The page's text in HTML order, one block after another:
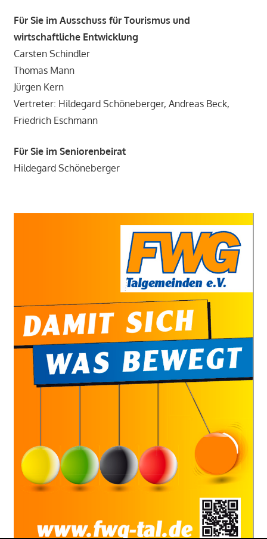
Für Sie im Ausschuss für Tourismus und
wirtschaftliche Entwicklung
Carsten Schindler
Thomas Mann
Jürgen Kern
Vertreter: Hildegard Schöneberger, Andreas Beck,
Friedrich Eschmann
Für Sie im Seniorenbeirat
Hildegard Schöneberger